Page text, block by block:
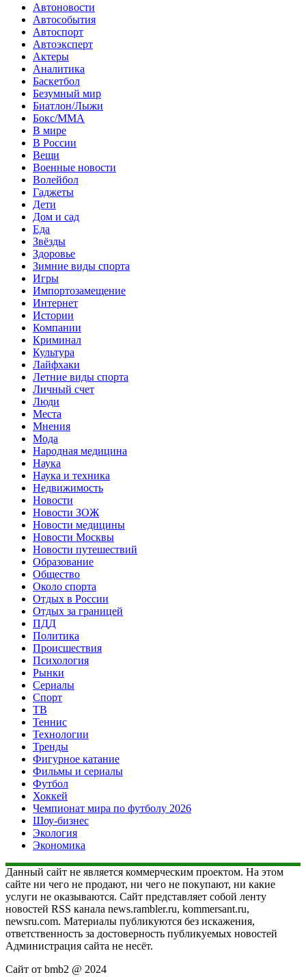
Автоновости
Автособытия
Автоспорт
Автоэксперт
Актеры
Аналитика
Баскетбол
Безумный мир
Биатлон/Лыжи
Бокс/MMA
В мире
В России
Вещи
Военные новости
Волейбол
Гаджеты
Дети
Дом и сад
Еда
Звёзды
Здоровье
Зимние виды спорта
Игры
Импортозамещение
Интернет
Истории
Компании
Криминал
Культура
Лайфхаки
Летние виды спорта
Личный счет
Люди
Места
Мнения
Мода
Народная медицина
Наука
Наука и техника
Недвижимость
Новости
Новости ЗОЖ
Новости медицины
Новости Москвы
Новости путешествий
Образование
Общество
Около спорта
Отдых в России
Отдых за границей
ПДД
Политика
Происшествия
Психология
Рынки
Сериалы
Спорт
ТВ
Теннис
Технологии
Тренды
Фигурное катание
Фильмы и сериалы
Футбол
Хоккей
Чемпионат мира по футболу 2026
Шоу-бизнес
Экология
Экономика
Данный сайт не является коммерческим проектом. На этом
сайте ни чего не продают, ни чего не покупают, ни какие
услуги не оказываются. Сайт представляет собой ленту
новостей RSS канала news.rambler.ru, kommersant.ru,
newsru.com. Материалы публикуются без искажения,
ответственность за достоверность публикуемых новостей
Администрация сайта не несёт.
Сайт от bmb2 @ 2024